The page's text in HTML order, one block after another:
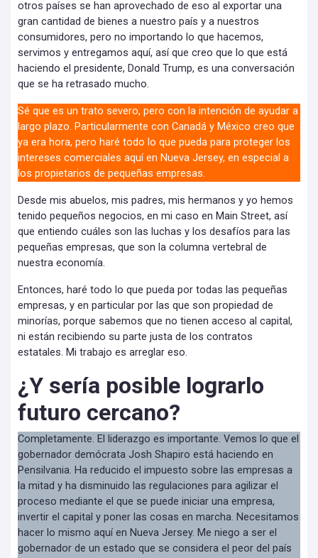
otros países se han aprovechado de eso al exportar una
gran cantidad de bienes a nuestro país y a nuestros
consumidores, pero no importando lo que hacemos,
servimos y entregamos aquí, así que creo que lo que está
haciendo el presidente, Donald Trump, es una conversación
que se ha retrasado mucho.
Sé que es un trato severo, pero con la intención de ayudar a
largo plazo. Particularmente con Canadá y México creo que
ya era hora, pero haré todo lo que pueda para proteger los
intereses comerciales aquí en Nueva Jersey, en especial a
los propietarios de pequeñas empresas.
Desde mis abuelos, mis padres, mis hermanos y yo hemos
tenido pequeños negocios, en mi caso en Main Street, así
que entiendo cuáles son las luchas y los desafíos para las
pequeñas empresas, que son la columna vertebral de
nuestra economía.
Entonces, haré todo lo que pueda por todas las pequeñas
empresas, y en particular por las que son propiedad de
minorías, porque sabemos que no tienen acceso al capital,
ni están recibiendo su parte justa de los contratos
estatales. Mi trabajo es arreglar eso.
¿Y sería posible lograrlo
futuro cercano?
Completamente. El liderazgo es importante. Vemos lo que el
gobernador demócrata Josh Shapiro está haciendo en
Pensilvania. Ha reducido el impuesto sobre las empresas a
la mitad y ha disminuido las regulaciones para agilizar el
proceso mediante el que se puede iniciar una empresa,
invertir el capital y poner las cosas en marcha. Necesitamos
hacer lo mismo aquí en Nueva Jersey. Me niego a ser el
gobernador de un estado que se considera el peor del país